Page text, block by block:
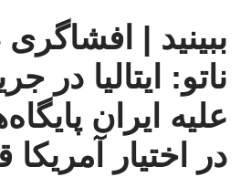
ببینید |
ناتو: ایتالیا در
علیه ایران
در اختیار آمریکا